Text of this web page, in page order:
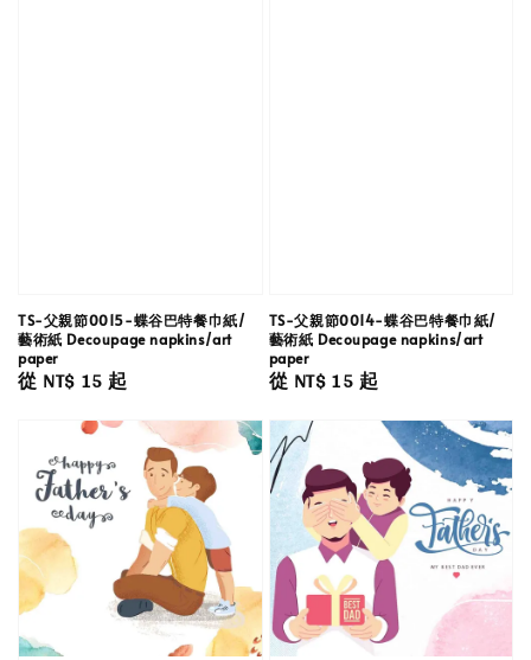
TS-父親節0015-蝶谷巴特餐巾紙/
藝術紙 Decoupage napkins/art
paper
Regular
從 NT$ 15起
TS-父親節0014-蝶谷巴特餐巾紙/
藝術紙 Decoupage napkins/art
paper
Regular
從 NT$ 15起